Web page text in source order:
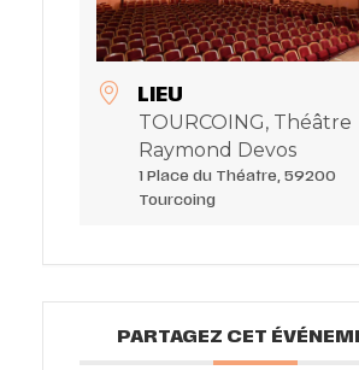
LIEU
TOURCOING, Théâtre
Raymond Devos
1 Place du Théatre, 59200
Tourcoing
PARTAGEZ CET